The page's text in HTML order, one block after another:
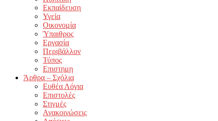
Εκπαίδευση
Υγεία
Οικονομία
Ύπαιθρος
Εργασία
Περιβάλλον
Τύπος
Επιστημη
Άρθρα – Σχόλια
Ευθέα Λόγια
Επιστολές
Στιγμές
Ανακοινώσεις